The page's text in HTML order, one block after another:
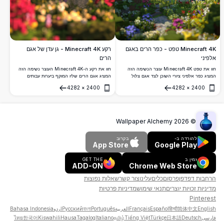
Minecraft 4K טפט - כפר הרים באגם
אלפיני
חוו את טפט Minecraft 4K עוצר הנשימה הזה
המציג כפר אלפיני ציורי השוכן לצד אגם צלול
בעוד פרחי בר תוססים פורחים לאורך קו החוף,
2400
×
4282
פתח
רקע Minecraft 4K - גן עדן של אגם
הרים
חוו את רקע ה-Minecraft 4K העוצר נשימה הזה
המציג אגם הרים שליו המוקף ביערות עבותים
פרחים תוססים, מים שלווים ובית עץ מקסים השוכן
2400
×
4282
פתח
©
2026
Wallpaper Alchemy
להורדה ב-
Google Play
בקרוב
App Store
זמין ב
Chrome Web Store
GET THE
ADD-ON
הרחבות דפדפןפרסוםכליםעלינוצור קשרשאלות נפוצות
מדיניות זכויות יוצריםתנאי שימושמדיניות פרטיות
Pinterest
English
简体中文
हिन्दी
Español
FrançaisالعربيةPortuguês
বাংলা
РусскийاردوBahasa Indonesia
فارسیDeutsch
日本語
Türkçe
Tiếng Việt
தமிழ்
Italiano
Tagalog
Hausa
Kiswahili
한국어
ไทย